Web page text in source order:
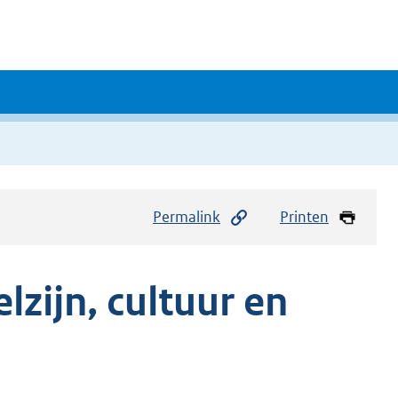
Permalink Printen
cultuur en